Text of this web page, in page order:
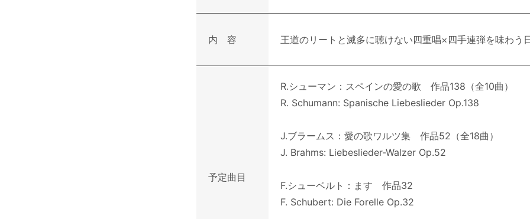
内 容 王道のリートと滅多に聴けない四重唱×四手連弾を味わう
予定曲目
R.シューマン：スペインの愛の歌 作品138（全10曲）
R. Schumann: Spanische Liebeslieder Op.138
J.ブラームス：愛の歌ワルツ集 作品52（全18曲）
J. Brahms: Liebeslieder-Walzer Op.52
F.シューベルト：ます 作品32
F. Schubert: Die Forelle Op.32